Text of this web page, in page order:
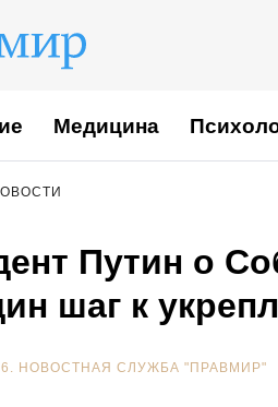
Медицина
Путин о
шаг к
НОВОСТНАЯ СЛУЖБА "ПРАВМИР"